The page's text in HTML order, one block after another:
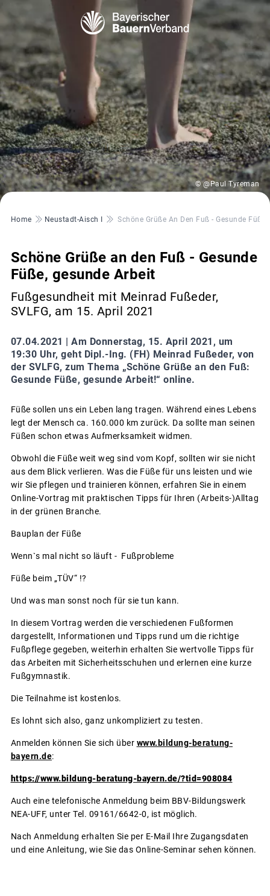
© @Paul Tyreman
Pfadnavigation
Home Neustadt-Aisch I Schöne Grüße An Den Fuß - Gesunde
Schöne Grüße an den Fuß - Gesunde
Füße, gesunde Arbeit
Fußgesundheit mit Meinrad Fußeder,
SVLFG, am 15. April 2021
07.04.2021 | Am Donnerstag, 15. April 2021, um
19:30 Uhr, geht Dipl.-Ing. (FH) Meinrad Fußeder, von
der SVLFG, zum Thema „Schöne Grüße an den Fuß:
Gesunde Füße, gesunde Arbeit!“ online.
Füße sollen uns ein Leben lang tragen. Während eines Lebens
legt der Mensch ca. 160.000 km zurück. Da sollte man seinen
Füßen schon etwas Aufmerksamkeit widmen.
Obwohl die Füße weit weg sind vom Kopf, sollten wir sie nicht
aus dem Blick verlieren. Was die Füße für uns leisten und wie
wir Sie pflegen und trainieren können, erfahren Sie in einem
Online-Vortrag mit praktischen Tipps für Ihren (Arbeits-)Alltag
in der grünen Branche.
Bauplan der Füße
Wenn`s mal nicht so läuft - Fußprobleme
Füße beim „TÜV“ !?
Und was man sonst noch für sie tun kann.
In diesem Vortrag werden die verschiedenen Fußformen
dargestellt, Informationen und Tipps rund um die richtige
Fußpflege gegeben, weiterhin erhalten Sie wertvolle Tipps für
das Arbeiten mit Sicherheitsschuhen und erlernen eine kurze
Fußgymnastik.
Die Teilnahme ist kostenlos.
Es lohnt sich also, ganz unkompliziert zu testen.
Anmelden können Sie sich über www.bildung-beratung-
bayern.de:
https://www.bildung-beratung-bayern.de/?tid=908084
Auch eine telefonische Anmeldung beim BBV-Bildungswerk
NEA-UFF, unter Tel. 09161/6642-0, ist möglich.
Nach Anmeldung erhalten Sie per E-Mail Ihre Zugangsdaten
und eine Anleitung, wie Sie das Online-Seminar sehen können.